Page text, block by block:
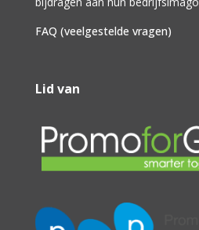
FAQ (veelgestelde vragen)
Lid van